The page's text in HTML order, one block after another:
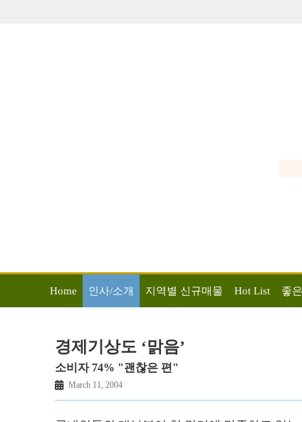
Home 인사/소개 지역별 신규매물 Hot List 좋
경제기상도 ‘맑음’
소비자 74% "괜찮은 편"
March 11, 2004